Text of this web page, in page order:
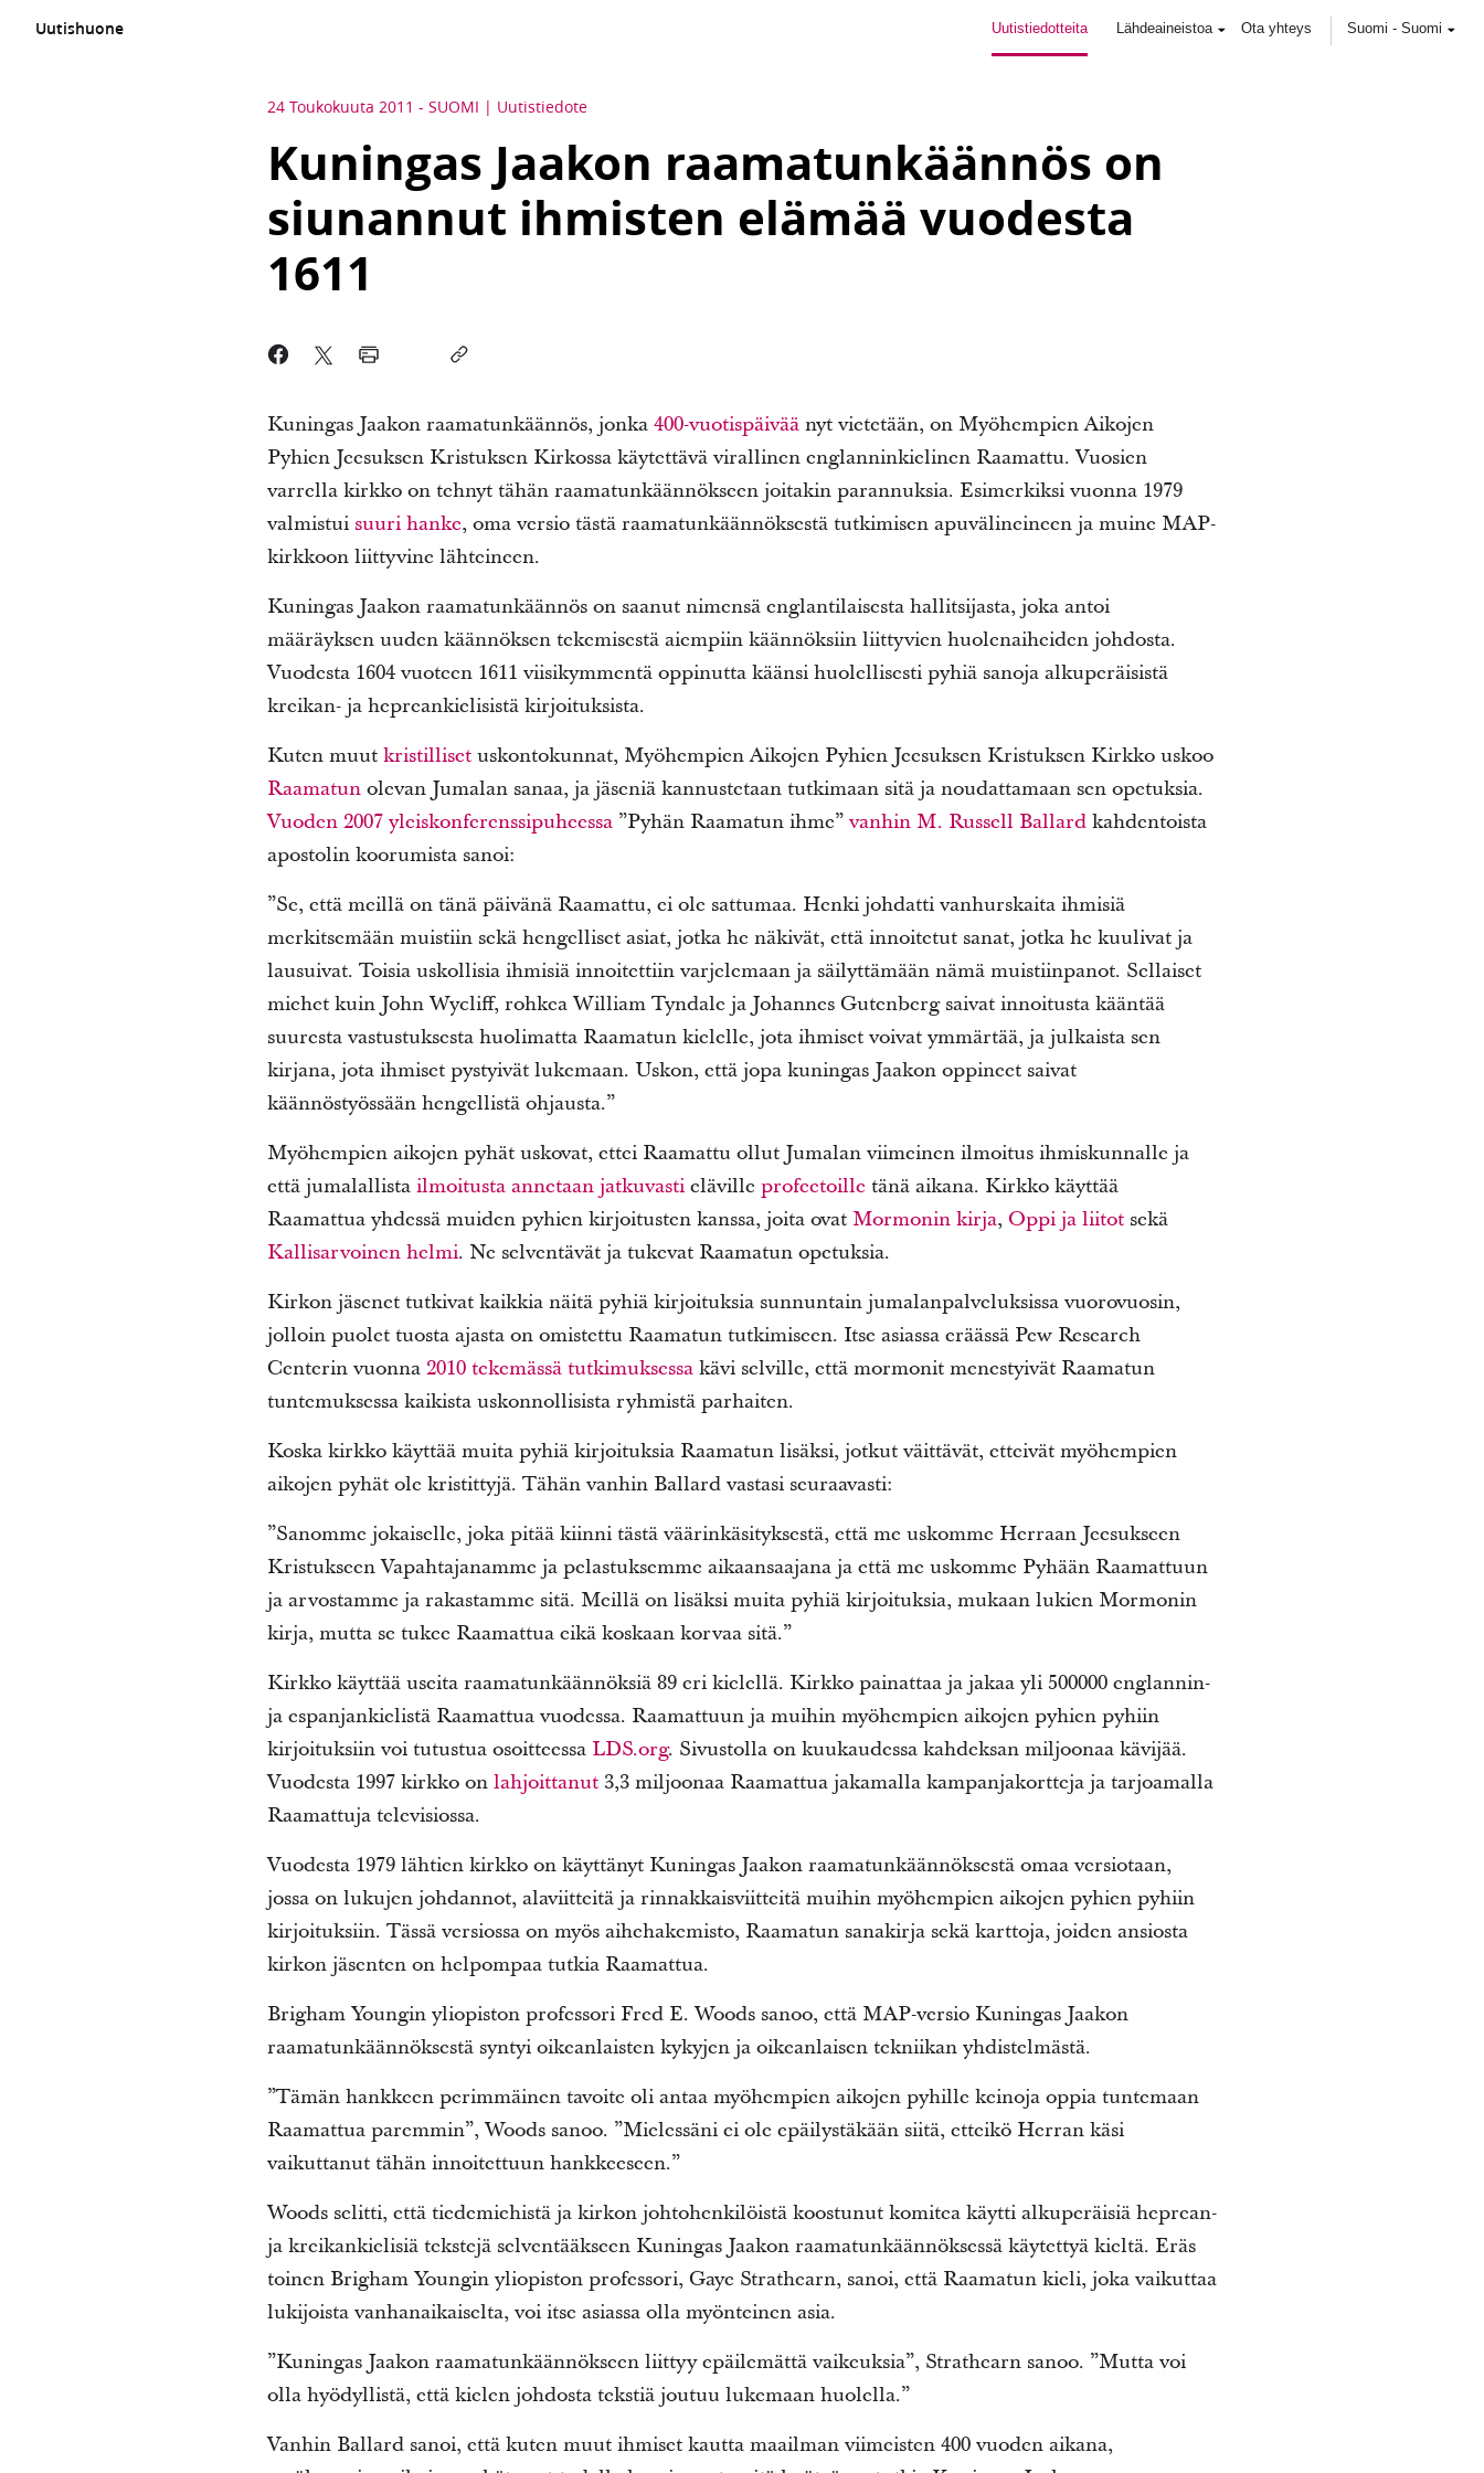
Uutishuone Uutistiedotteita Lähdeaineistoa Ota yhteys Suomi - Suomi
24 Toukokuuta 2011 - SUOMI Uutistiedote
Kuningas Jaakon raamatunkäännös on
siunannut ihmisten elämää vuodesta
1611
Kuningas Jaakon raamatunkäännös, jonka 400-vuotispäiväänyt vietetään, on Myöhempien Aikojen
Pyhien Jeesuksen Kristuksen Kirkossa käytettävä virallinen englanninkielinen Raamattu. Vuosien
varrella kirkko on tehnyt tähän raamatunkäännökseen joitakin parannuksia. Esimerkiksi vuonna 1979
valmistui suuri hanke, oma versio tästä raamatunkäännöksestä tutkimisen apuvälineineen ja muine MAP-
kirkkoon liittyvine lähteineen.
Kuningas Jaakon raamatunkäännös on saanut nimensä englantilaisesta hallitsijasta, joka antoi
määräyksen uuden käännöksen tekemisestä aiempiin käännöksiin liittyvien huolenaiheiden johdosta.
Vuodesta 1604 vuoteen 1611 viisikymmentä oppinutta käänsi huolellisesti pyhiä sanoja alkuperäisistä
kreikan- ja hepreankielisistä kirjoituksista.
Kuten muut kristillisetuskontokunnat, Myöhempien Aikojen Pyhien Jeesuksen Kristuksen Kirkko uskoo
Raamatunolevan Jumalan sanaa, ja jäseniä kannustetaan tutkimaan sitä ja noudattamaan sen opetuksia.
Vuoden 2007 yleiskonferenssipuheessa”Pyhän Raamatun ihme” vanhin M. Russell Ballardkahdentoista
apostolin koorumista sanoi:
”Se, että meillä on tänä päivänä Raamattu, ei ole sattumaa. Henki johdatti vanhurskaita ihmisiä
merkitsemään muistiin sekä hengelliset asiat, jotka he näkivät, että innoitetut sanat, jotka he kuulivat ja
lausuivat. Toisia uskollisia ihmisiä innoitettiin varjelemaan ja säilyttämään nämä muistiinpanot. Sellaiset
miehet kuin John Wycliff, rohkea William Tyndale ja Johannes Gutenberg saivat innoitusta kääntää
suuresta vastustuksesta huolimatta Raamatun kielelle, jota ihmiset voivat ymmärtää, ja julkaista sen
kirjana, jota ihmiset pystyivät lukemaan. Uskon, että jopa kuningas Jaakon oppineet saivat
käännöstyössään hengellistä ohjausta.”
Myöhempien aikojen pyhät uskovat, ettei Raamattu ollut Jumalan viimeinen ilmoitus ihmiskunnalle ja
että jumalallista ilmoitusta annetaan jatkuvastieläville profeetoille tänä aikana. Kirkko käyttää
Raamattua yhdessä muiden pyhien kirjoitusten kanssa, joita ovat Mormonin kirja, Oppi ja liitotsekä
Kallisarvoinen helmi. Ne selventävät ja tukevat Raamatun opetuksia.
Kirkon jäsenet tutkivat kaikkia näitä pyhiä kirjoituksia sunnuntain jumalanpalveluksissa vuorovuosin,
jolloin puolet tuosta ajasta on omistettu Raamatun tutkimiseen. Itse asiassa eräässä Pew Research
Centerin vuonna 2010 tekemässä tutkimuksessakävi selville, että mormonit menestyivät Raamatun
tuntemuksessa kaikista uskonnollisista ryhmistä parhaiten.
Koska kirkko käyttää muita pyhiä kirjoituksia Raamatun lisäksi, jotkut väittävät, etteivät myöhempien
aikojen pyhät ole kristittyjä. Tähän vanhin Ballard vastasi seuraavasti:
”Sanomme jokaiselle, joka pitää kiinni tästä väärinkäsityksestä, että me uskomme Herraan Jeesukseen
Kristukseen Vapahtajanamme ja pelastuksemme aikaansaajana ja että me uskomme Pyhään Raamattuun
ja arvostamme ja rakastamme sitä. Meillä on lisäksi muita pyhiä kirjoituksia, mukaan lukien Mormonin
kirja, mutta se tukee Raamattua eikä koskaan korvaa sitä.”
Kirkko käyttää useita raamatunkäännöksiä 89 eri kielellä. Kirkko painattaa ja jakaa yli 500000 englannin-
ja espanjankielistä Raamattua vuodessa. Raamattuun ja muihin myöhempien aikojen pyhien pyhiin
kirjoituksiin voi tutustua osoitteessa LDS.org. Sivustolla on kuukaudessa kahdeksan miljoonaa kävijää.
Vuodesta 1997 kirkko on lahjoittanut3,3 miljoonaa Raamattua jakamalla kampanjakortteja ja tarjoamalla
Raamattuja televisiossa.
Vuodesta 1979 lähtien kirkko on käyttänyt Kuningas Jaakon raamatunkäännöksestä omaa versiotaan,
jossa on lukujen johdannot, alaviitteitä ja rinnakkaisviitteitä muihin myöhempien aikojen pyhien pyhiin
kirjoituksiin. Tässä versiossa on myös aihehakemisto, Raamatun sanakirja sekä karttoja, joiden ansiosta
kirkon jäsenten on helpompaa tutkia Raamattua.
Brigham Youngin yliopiston professori Fred E. Woods sanoo, että MAP-versio Kuningas Jaakon
raamatunkäännöksestä syntyi oikeanlaisten kykyjen ja oikeanlaisen tekniikan yhdistelmästä.
”Tämän hankkeen perimmäinen tavoite oli antaa myöhempien aikojen pyhille keinoja oppia tuntemaan
Raamattua paremmin”, Woods sanoo. ”Mielessäni ei ole epäilystäkään siitä, etteikö Herran käsi
vaikuttanut tähän innoitettuun hankkeeseen.”
Woods selitti, että tiedemiehistä ja kirkon johtohenkilöistä koostunut komitea käytti alkuperäisiä heprean-
ja kreikankielisiä tekstejä selventääkseen Kuningas Jaakon raamatunkäännöksessä käytettyä kieltä. Eräs
toinen Brigham Youngin yliopiston professori, Gaye Strathearn, sanoi, että Raamatun kieli, joka vaikuttaa
lukijoista vanhanaikaiselta, voi itse asiassa olla myönteinen asia.
”Kuningas Jaakon raamatunkäännökseen liittyy epäilemättä vaikeuksia”, Strathearn sanoo. ”Mutta voi
olla hyödyllistä, että kielen johdosta tekstiä joutuu lukemaan huolella.”
Vanhin Ballard sanoi, että kuten muut ihmiset kautta maailman viimeisten 400 vuoden aikana,